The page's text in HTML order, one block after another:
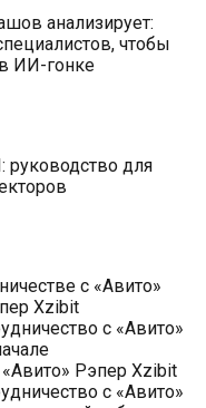
анализирует:
чтобы
ИИ-гонке
руководство для
с «Авито»
Xzibit
с «Авито»
«Авито» Рэпер Xzibit
с «Авито»